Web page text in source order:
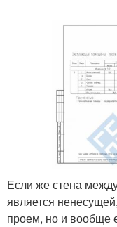
Если же стена
является
проем, но и вообще